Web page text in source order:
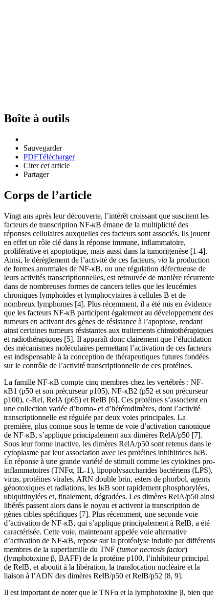
Boîte à outils
Sauvegarder
PDFTélécharger
Citer cet article
Partager
Corps de l’article
Vingt ans après leur découverte, l’intérêt croissant que suscitent les
facteurs de transcription NF-κB émane de la multiplicité des
réponses cellulaires auxquelles ces facteurs sont associés. Ils jouent
en effet un rôle clé dans la réponse immune, inflammatoire,
proliférative et apoptotique, mais aussi dans la tumorigenèse [1-4].
Ainsi, le dérèglement de l’activité de ces facteurs, via la production
de formes anormales de NF-κB, ou une régulation défectueuse de
leurs activités transcriptionnelles, est retrouvée de manière récurrente
dans de nombreuses formes de cancers telles que les leucémies
chroniques lymphoïdes et lymphocytaires à cellules B et de
nombreux lymphomes [4]. Plus récemment, il a été mis en évidence
que les facteurs NF-κB participent également au développement des
tumeurs en activant des gènes de résistance à l’apoptose, rendant
ainsi certaines tumeurs résistantes aux traitements chimiothérapiques
et radiothérapiques [5]. Il apparaît donc clairement que l’élucidation
des mécanismes moléculaires permettant l’activation de ces facteurs
est indispensable à la conception de thérapeutiques futures fondées
sur le contrôle de l’activité transcriptionnelle de ces protéines.
La famille NF-κB compte cinq membres chez les vertébrés : NF-
κB1 (p50 et son précurseur p105), NF-κB2 (p52 et son précurseur
p100), c-Rel, RelA (p65) et RelB [6]. Ces protéines s’associent en
une collection variée d’homo- et d’hétérodimères, dont l’activité
transcriptionnelle est régulée par deux voies principales. La
première, plus connue sous le terme de voie d’activation canonique
de NF-κB, s’applique principalement aux dimères RelA/p50 [7].
Sous leur forme inactive, les dimères RelA/p50 sont retenus dans le
cytoplasme par leur association avec les protéines inhibitrices IκB.
En réponse à une grande variété de stimuli comme les cytokines pro-
inflammatoires (TNFα, IL-1), lipopolysaccharides bactériens (LPS),
virus, protéines virales, ARN double brin, esters de phorbol, agents
génotoxiques et radiations, les IκB sont rapidement phosphorylées,
ubiquitinylées et, finalement, dégradées. Les dimères RelA/p50 ainsi
libérés passent alors dans le noyau et activent la transcription de
gènes cibles spécifiques [7]. Plus récemment, une seconde voie
d’activation de NF-κB, qui s’applique principalement à RelB, a été
caractérisée. Cette voie, maintenant appelée voie alternative
d’activation de NF-κB, repose sur la protéolyse induite par différents
membres de la superfamille du TNF (tumor necrosis factor)
(lymphotoxine β, BAFF) de la protéine p100, l’inhibiteur principal
de RelB, et aboutit à la libération, la translocation nucléaire et la
liaison à l’ADN des dimères RelB/p50 et RelB/p52 [8, 9].
Il est important de noter que le TNFα et la lymphotoxine β, bien que